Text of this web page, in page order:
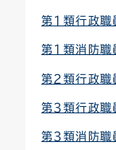
連絡ご
ユニバ
第1類行政職
第1類消防職
第2類行政職
第3類行政職
第3類消防職